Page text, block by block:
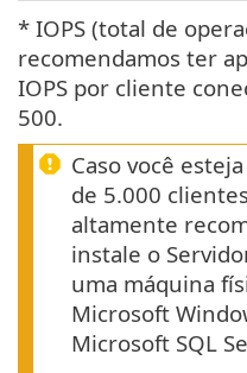
* IOPS (total de
recomendamos ter
IOPS por cliente
500.
Caso você
de 5.000
altamente
instale o Servidor
uma máquina
Microsoft
Microsoft SQL